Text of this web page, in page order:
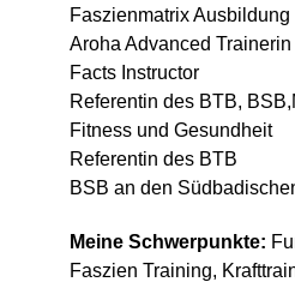
Faszienmatrix Ausbildung
Aroha Advanced Trainerin
Facts Instructor
Referentin des BTB,
Fitness und Gesundheit
Referentin des BTB
BSB an den
Meine Schwerpunkte:
Faszien Training,